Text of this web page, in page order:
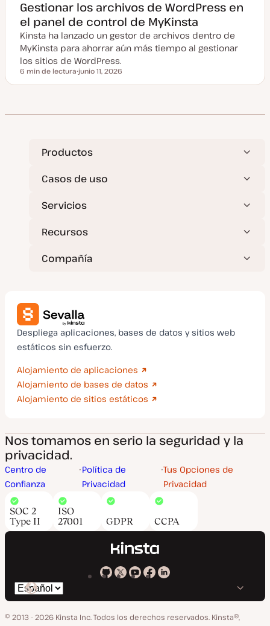
a
c
t
u
a
i
z
a
d
Gestionar los archivos de WordPress en
el panel de control de MyKinsta
Kinsta ha lanzado un gestor de archivos dentro de
MyKinsta para ahorrar aún más tiempo al gestionar
los sitios de WordPress.
Tiempo de lectura
6 min de lectura
e
a
l
z
a
junio 11, 2026
Productos
Casos de uso
Servicios
Recursos
Compañía
Despliega aplicaciones, bases de datos y sitios web
estáticos sin esfuerzo.
Alojamiento de aplicaciones
Alojamiento de bases de datos
Alojamiento de sitios estáticos
Nos tomamos en serio la seguridad y la
privacidad.
Centro de
Confianza
Política de
Privacidad
Tus Opciones de
Privacidad
SOC 2
Type II
ISO
27001
GDPR CCPA
Kinsta
GitHub
Kinsta
X
Kinsta
YouTube
Kinsta
Facebook
Kinsta
LinkedIn
Cambiar
idioma
© 2013 - 2026 Kinsta Inc. Todos los derechos reservados. Kinsta®,